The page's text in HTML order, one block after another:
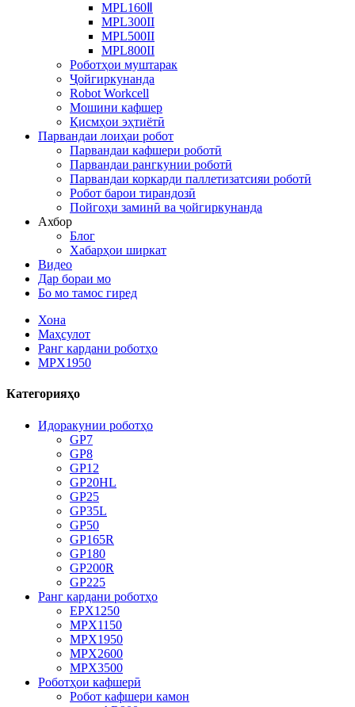
MPL160Ⅱ
MPL300II
MPL500II
MPL800II
Роботҳои муштарак
Ҷойгиркунанда
Robot Workcell
Мошини кафшер
Қисмҳои эҳтиётӣ
Парвандаи лоиҳаи робот
Парвандаи кафшери роботӣ
Парвандаи рангкунии роботӣ
Парвандаи коркарди паллетизатсияи роботӣ
Робот барои тирандозӣ
Пойгоҳи заминӣ ва ҷойгиркунанда
Ахбор
Блог
Хабарҳои ширкат
Видео
Дар бораи мо
Бо мо тамос гиред
Хона
Маҳсулот
Ранг кардани роботҳо
MPX1950
Категорияҳо
Идоракунии роботҳо
GP7
GP8
GP12
GP20HL
GP25
GP35L
GP50
GP165R
GP180
GP200R
GP225
Ранг кардани роботҳо
EPX1250
MPX1150
MPX1950
MPX2600
MPX3500
Роботҳои кафшерӣ
Робот кафшери камон